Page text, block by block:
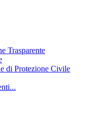
Trasparente
di Protezione Civile